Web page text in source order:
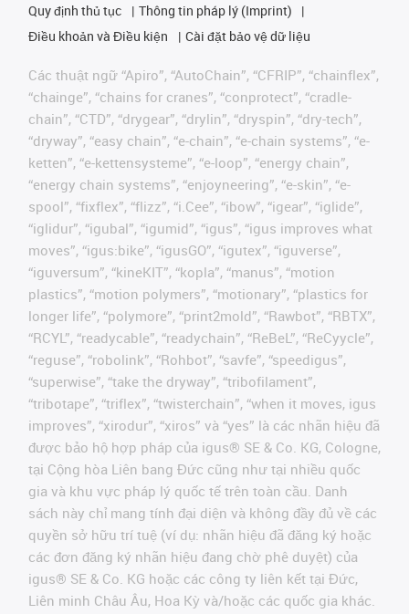
Quy định thủ tục
Thông tin pháp lý (Imprint)
Điều khoản và Điều kiện
Cài đặt bảo vệ dữ liệu
Các thuật ngữ “Apiro”, “AutoChain”, “CFRIP”, “chainflex”,
“chainge”, “chains for cranes”, “conprotect”, “cradle-
chain”, “CTD”, “drygear”, “drylin”, “dryspin”, “dry-tech”,
“dryway”, “easy chain”, “e-chain”, “e-chain systems”, “e-
ketten”, “e-kettensysteme”, “e-loop”, “energy chain”,
“energy chain systems”, “enjoyneering”, “e-skin”, “e-
spool”, “fixflex”, “flizz”, “i.Cee”, “ibow”, “igear”, “iglide”,
“iglidur”, “igubal”, “igumid”, “igus”, “igus improves what
moves”, “igus:bike”, “igusGO”, “igutex”, “iguverse”,
“iguversum”, “kineKIT”, “kopla”, “manus”, “motion
plastics”, “motion polymers”, “motionary”, “plastics for
longer life”, “polymore”, “print2mold”, “Rawbot”, “RBTX”,
“RCYL”, “readycable”, “readychain”, “ReBeL”, “ReCyycle”,
“reguse”, “robolink”, “Rohbot”, “savfe”, “speedigus”,
“superwise”, “take the dryway”, “tribofilament”,
“tribotape”, “triflex”, “twisterchain”, “when it moves, igus
improves”, “xirodur”, “xiros” và “yes” là các nhãn hiệu đã
được bảo hộ hợp pháp của igus® SE & Co. KG, Cologne,
tại Cộng hòa Liên bang Đức cũng như tại nhiều quốc
gia và khu vực pháp lý quốc tế trên toàn cầu. Danh
sách này chỉ mang tính đại diện và không đầy đủ về các
quyền sở hữu trí tuệ (ví dụ: nhãn hiệu đã đăng ký hoặc
các đơn đăng ký nhãn hiệu đang chờ phê duyệt) của
igus® SE & Co. KG hoặc các công ty liên kết tại Đức,
Liên minh Châu Âu, Hoa Kỳ và/hoặc các quốc gia khác.